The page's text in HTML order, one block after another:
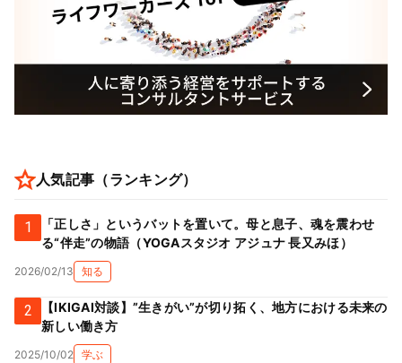
人気記事（ランキング）
1
「正しさ」というバットを置いて。母と息子、魂を震わせ
る“伴走”の物語（YOGAスタジオ アジュナ 長又みほ）
2026/02/13 知る
2
【IKIGAI対談】”生きがい”が切り拓く、地方における未来の
新しい働き方
2025/10/02 学ぶ